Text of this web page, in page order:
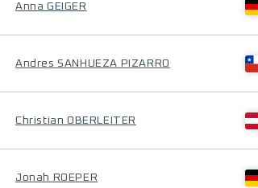
Anna GEIGER
Andres SANHUEZA PIZARRO
Christian OBERLEITER
Jonah ROEPER